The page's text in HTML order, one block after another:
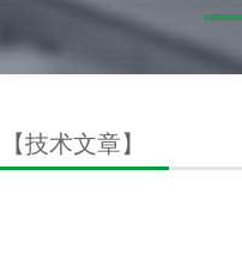
【技术文章】